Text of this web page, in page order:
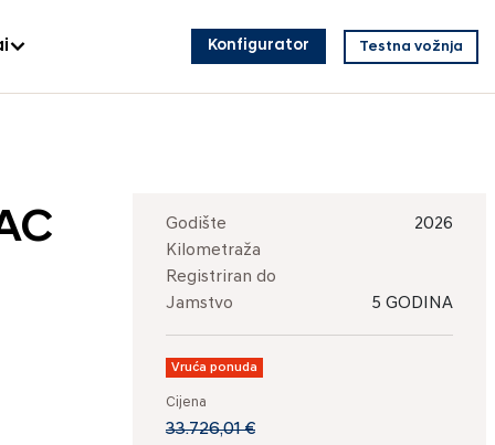
Konfigurator Testna vožnja
Godište
2026
Kilometraža
Registriran do
Jamstvo
5 GODINA
Vruća ponuda
Cijena
33.726,01 €